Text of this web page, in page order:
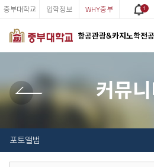
항공관광&카지노학전공
중부대학교 입학정보 WHY중부 1
커뮤
포토앨범